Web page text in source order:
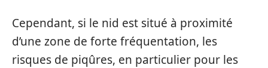
Cependant, si le nid est situé à proximité
d’une zone de forte fréquentation, les
risques de piqûres, en particulier pour les